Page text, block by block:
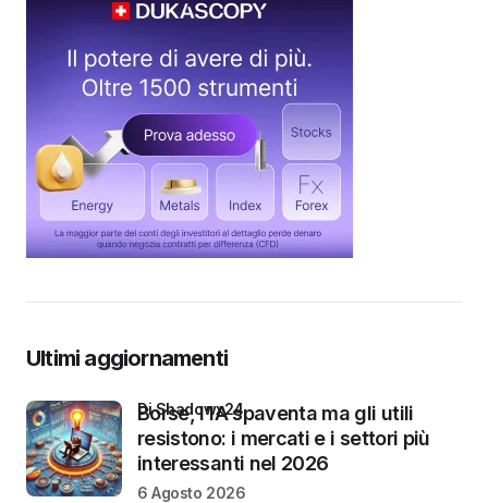
Ultimi aggiornamenti
Borse, l’IA spaventa ma gli utili
resistono: i mercati e i settori più
interessanti nel 2026
di Shadowx24
6 Agosto 2026